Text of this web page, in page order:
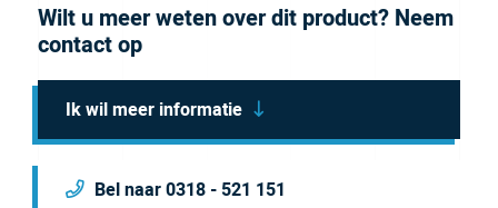
Wilt u meer weten over dit product? Neem
contact op
Ik wil meer informatie
Bel naar 0318 - 521 151